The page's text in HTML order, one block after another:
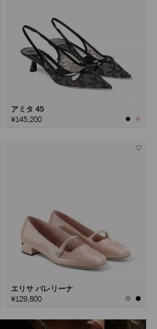
アミタ 45
¥145,200
エリサ バレリーナ
¥129,800